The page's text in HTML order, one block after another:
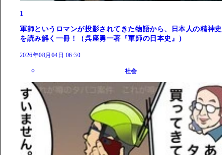
1
軍師というロマンが投影されてきた物語から、日本人の精神史
を読み解く一冊！（呉座勇一著『軍師の日本史』）
2026年08月04日 06:30
社会